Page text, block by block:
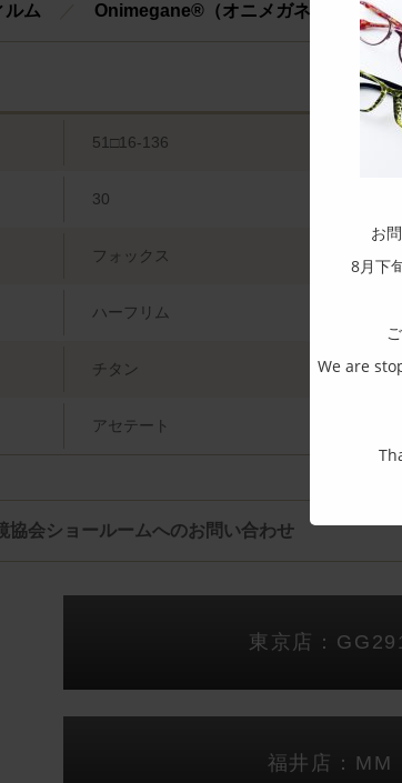
ルム Onimegane®（オニメガネ）
51□16-136
30
フォックス
ハーフリム
チタン
アセテート
協会ショールームへのお問い合わせ
東京店：
福井店：MM
お
8月下
We are